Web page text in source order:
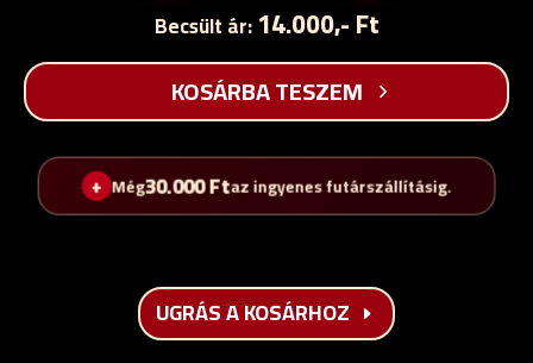
(kicsontozott)
(fűszerezett)
mennyiség
Becsült ár:14.000,- Ft
KOSÁRBA TESZEM
Még30.000Ftaz ingyenes futárszállításig.
UGRÁS A KOSÁRHOZ